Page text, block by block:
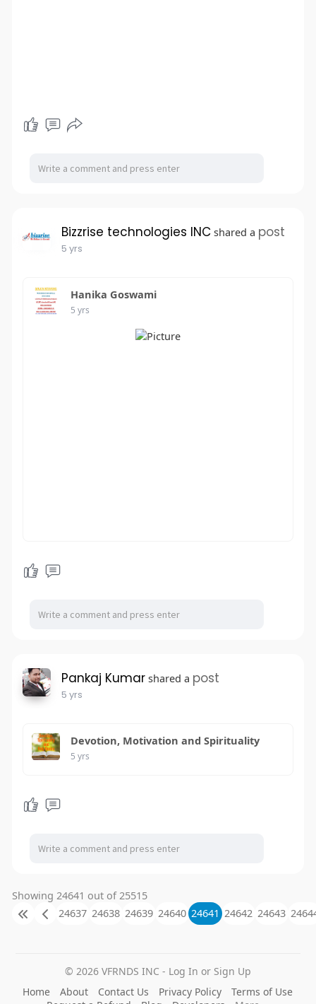
Bizzrise technologies INC shared a post
5 yrs
Hanika Goswami
5 yrs
Pankaj Kumar shared a post
5 yrs
Devotion, Motivation and Spirituality
5 yrs
Showing 24641 out of 25515
24637 24638 24639 24640 24641 24642 24643
© 2026 VFRNDS INC - Log In or Sign Up
Home
About Contact Us Privacy Policy
Terms of Use